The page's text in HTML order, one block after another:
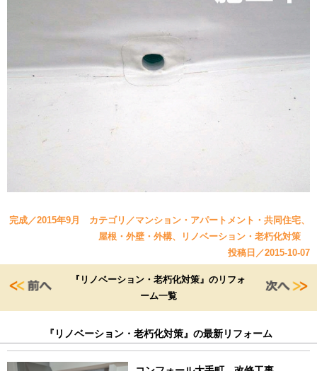
完成／2015年9月 カテゴリ／マンション・アパートメント・共同住宅、
屋根・外壁・外構、リノベーション・老朽化対策
投稿日／2015-10-07
『リノベーション・老朽化対策』のリフォ
ーム一覧
『リノベーション・老朽化対策』の最新リフォーム